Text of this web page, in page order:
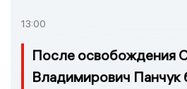
13:00
После освобождения
Владимирович Панчук